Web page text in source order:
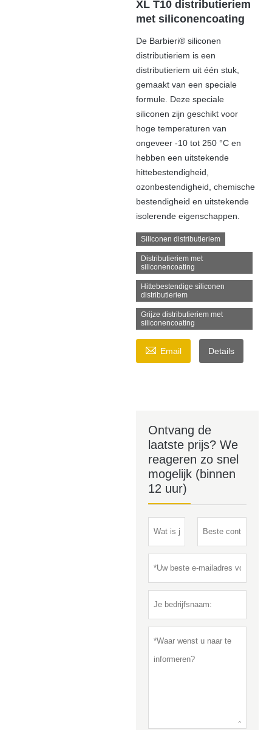
XL T10 distributieriem
met siliconencoating
De Barbieri® siliconen
distributieriem is een
distributieriem uit één stuk,
gemaakt van een speciale
formule. Deze speciale
siliconen zijn geschikt voor
hoge temperaturen van
ongeveer -10 tot 250 °C en
hebben een uitstekende
hittebestendigheid,
ozonbestendigheid, chemische
bestendigheid en uitstekende
isolerende eigenschappen.
Siliconen distributieriem
Distributieriem met
siliconencoating
Hittebestendige siliconen
distributieriem
Grijze distributieriem met
siliconencoating
 Email Details
Ontvang de
laatste prijs? We
reageren zo snel
mogelijk (binnen
12 uur)